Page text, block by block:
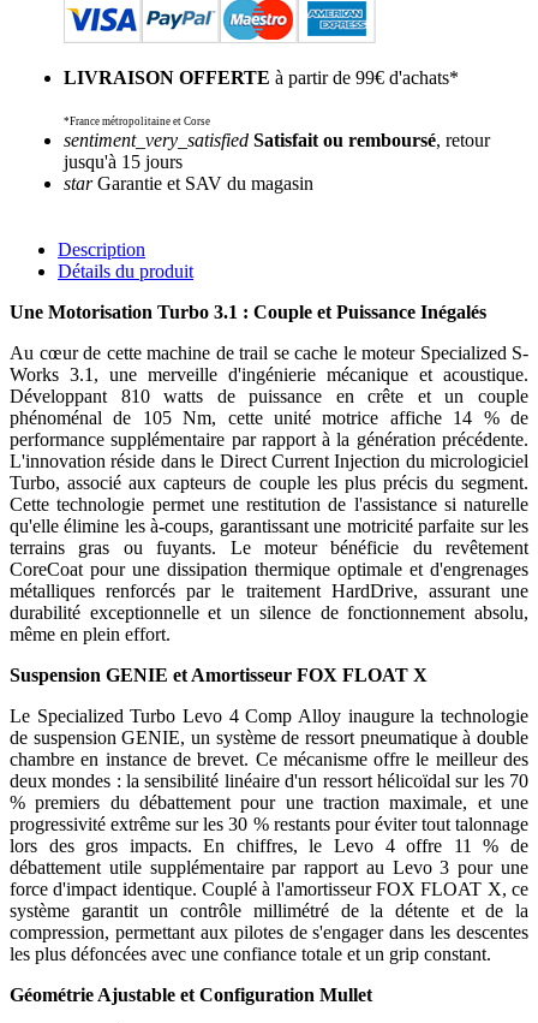
LIVRAISON OFFERTE à partir de 99€ d'achats*
*France métropolitaine et Corse
sentiment_very_satisfied Satisfait ou remboursé, retour
jusqu'à 15 jours
starGarantie et SAV du magasin
Description
Détails du produit
Une Motorisation Turbo 3.1 : Couple et Puissance Inégalés
Au cœur de cette machine de trail se cache le moteur Specialized S-
Works 3.1, une merveille d'ingénierie mécanique et acoustique.
Développant 810 watts de puissance en crête et un couple
phénoménal de 105 Nm, cette unité motrice affiche 14 % de
performance supplémentaire par rapport à la génération précédente.
L'innovation réside dans le Direct Current Injection du micrologiciel
Turbo, associé aux capteurs de couple les plus précis du segment.
Cette technologie permet une restitution de l'assistance si naturelle
qu'elle élimine les à-coups, garantissant une motricité parfaite sur les
terrains gras ou fuyants. Le moteur bénéficie du revêtement
CoreCoat pour une dissipation thermique optimale et d'engrenages
métalliques renforcés par le traitement HardDrive, assurant une
durabilité exceptionnelle et un silence de fonctionnement absolu,
même en plein effort.
Suspension GENIE et Amortisseur FOX FLOAT X
Le Specialized Turbo Levo 4 Comp Alloy inaugure la technologie
de suspension GENIE, un système de ressort pneumatique à double
chambre en instance de brevet. Ce mécanisme offre le meilleur des
deux mondes : la sensibilité linéaire d'un ressort hélicoïdal sur les 70
% premiers du débattement pour une traction maximale, et une
progressivité extrême sur les 30 % restants pour éviter tout talonnage
lors des gros impacts. En chiffres, le Levo 4 offre 11 % de
débattement utile supplémentaire par rapport au Levo 3 pour une
force d'impact identique. Couplé à l'amortisseur FOX FLOAT X, ce
système garantit un contrôle millimétré de la détente et de la
compression, permettant aux pilotes de s'engager dans les descentes
les plus défoncées avec une confiance totale et un grip constant.
Géométrie Ajustable et Configuration Mullet